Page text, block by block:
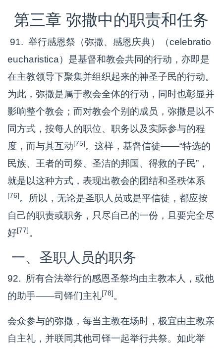
第三章 弥撒中的职责和任务
91. 举行感恩祭（弥撒、感恩庆典）（celebratio
eucharistica）是基督和教会共同的行动，亦即是
在主教领导下聚集并组织起来的神圣子民的行动。
为此，弥撒是属于教会全体的行动，同时也彰显并
影响整个教会；而对教会个别的成员，弥撒是以不
同方式，按每人的职位、职务以及实际参与的程
度，而与其互动[75]。这样，基督信徒——“特选的
民族、王者的司祭、圣洁的邦国、得救的子民”，
就是以这种方式，表现出教会的团结和圣秩体系
[76]。所以，无论是圣职人员或是平信徒，都应按
自己的职责或职务，只尽自己的一份，且要完全尽
好[77]。
一、圣职人员的职务
92. 所有合法举行的感恩圣祭均由主教本人，或他
的助手——司铎们主礼[78]。
会众参与的弥撒，每当主教在场时，极宜由主教亲
自主礼，并联同其他司铎一起举行共祭。如此举